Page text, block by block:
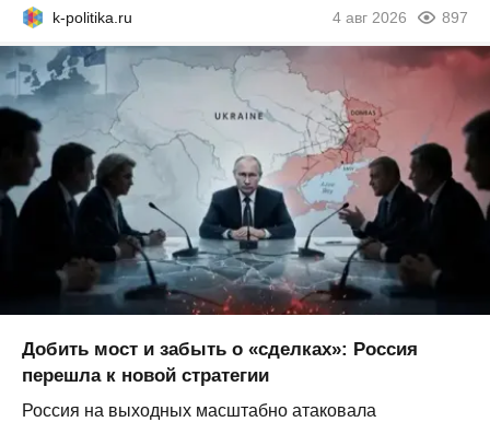
k-politika.ru 4 авг 2026 897
Добить мост и забыть о «сделках»: Россия
перешла к новой стратегии
Россия на выходных масштабно атаковала